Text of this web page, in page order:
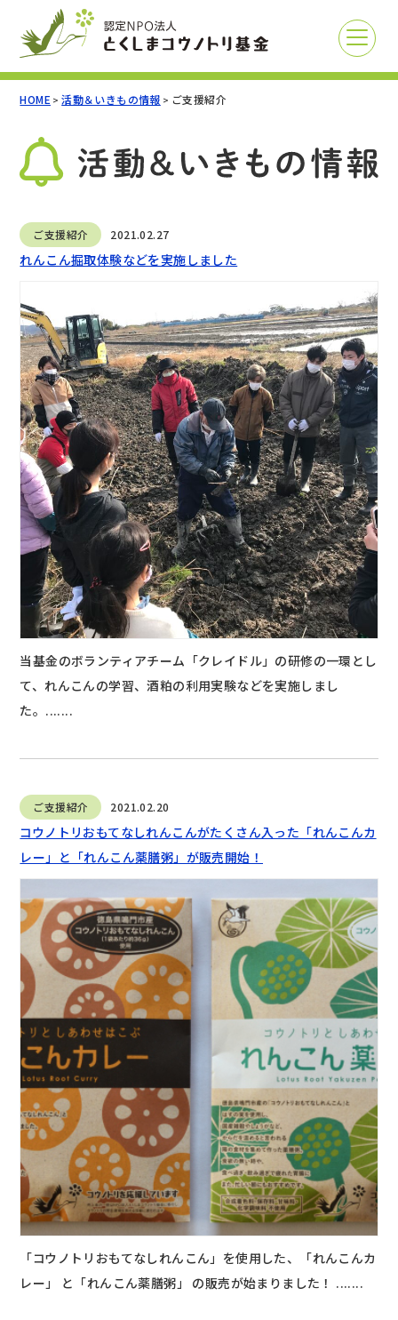
HOME >活動＆いきもの情報 > ご支援紹介
ご支援紹介 2021.02.27
れんこん掘取体験などを実施しました
当基金のボランティアチーム「クレイドル」の研修の一環とし
て、れんこんの学習、酒粕の利用実験などを実施しまし
た。.......
ご支援紹介 2021.02.20
コウノトリおもてなしれんこんがたくさん入った「れんこんカ
レー」と「れんこん薬膳粥」が販売開始！
「コウノトリおもてなしれんこん」を使用した、「れんこんカ
レー」 と「れんこん薬膳粥」 の販売が始まりました！ .......